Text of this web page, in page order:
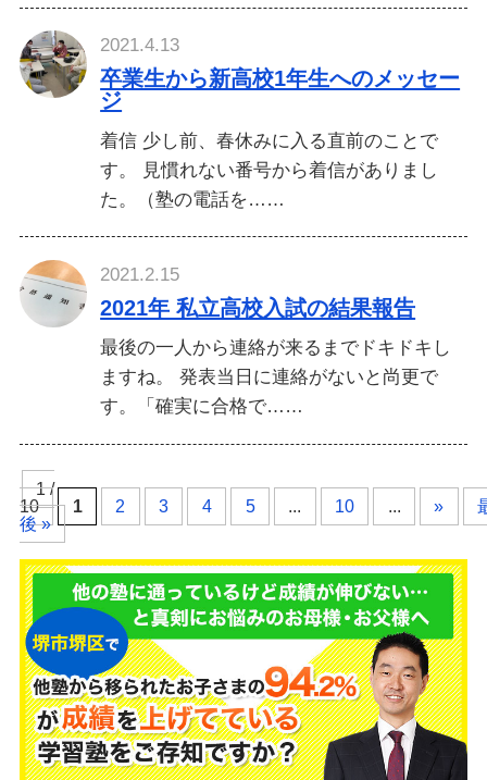
2021.4.13
卒業生から新高校1年生へのメッセー
ジ
着信 少し前、春休みに入る直前のことで
す。 見慣れない番号から着信がありまし
た。（塾の電話を……
2021.2.15
2021年 私立高校入試の結果報告
最後の一人から連絡が来るまでドキドキし
ますね。 発表当日に連絡がないと尚更で
す。「確実に合格で……
1 /
10
1 2 3 4 5 ... 10 ... »
後 »